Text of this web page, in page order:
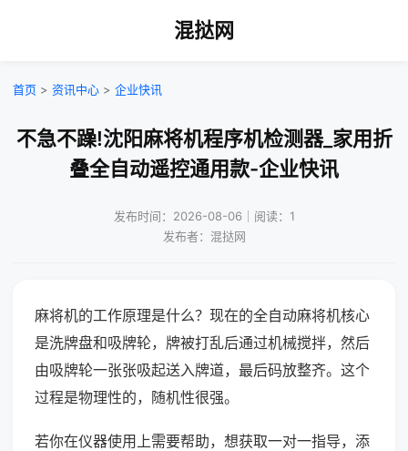
混挞网
首页 > 资讯中心 > 企业快讯
不急不躁!沈阳麻将机程序机检测器_家用折
叠全自动遥控通用款-企业快讯
发布时间：2026-08-06｜阅读：1
发布者：混挞网
麻将机的工作原理是什么？现在的全自动麻将机核心
是洗牌盘和吸牌轮，牌被打乱后通过机械搅拌，然后
由吸牌轮一张张吸起送入牌道，最后码放整齐。这个
过程是物理性的，随机性很强。
若你在仪器使用上需要帮助，想获取一对一指导，添